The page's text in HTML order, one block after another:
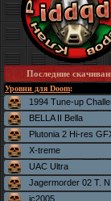
Последние
Уровни для Doom:
1994 Tune-up
BELLA II Bella
Plutonia 2 Hi-res
X-treme
UAC Ultra
Jagermorder 02 T. N.
ic2005